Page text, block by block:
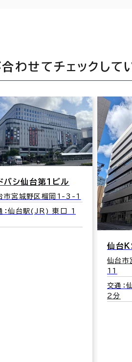
わせてチェックして
バシ仙台第１ビル
市宮城野区榴岡1-3-1
：仙台駅(JR) 東口 1
仙台
仙台
11
交通
2分